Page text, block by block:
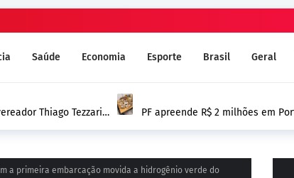
Saúde Economia Esporte Brasil Geral
Thiago Tezzari
PF apreende R$ 2 milhões em
a primeira embarcação movida a hidrogênio verde do